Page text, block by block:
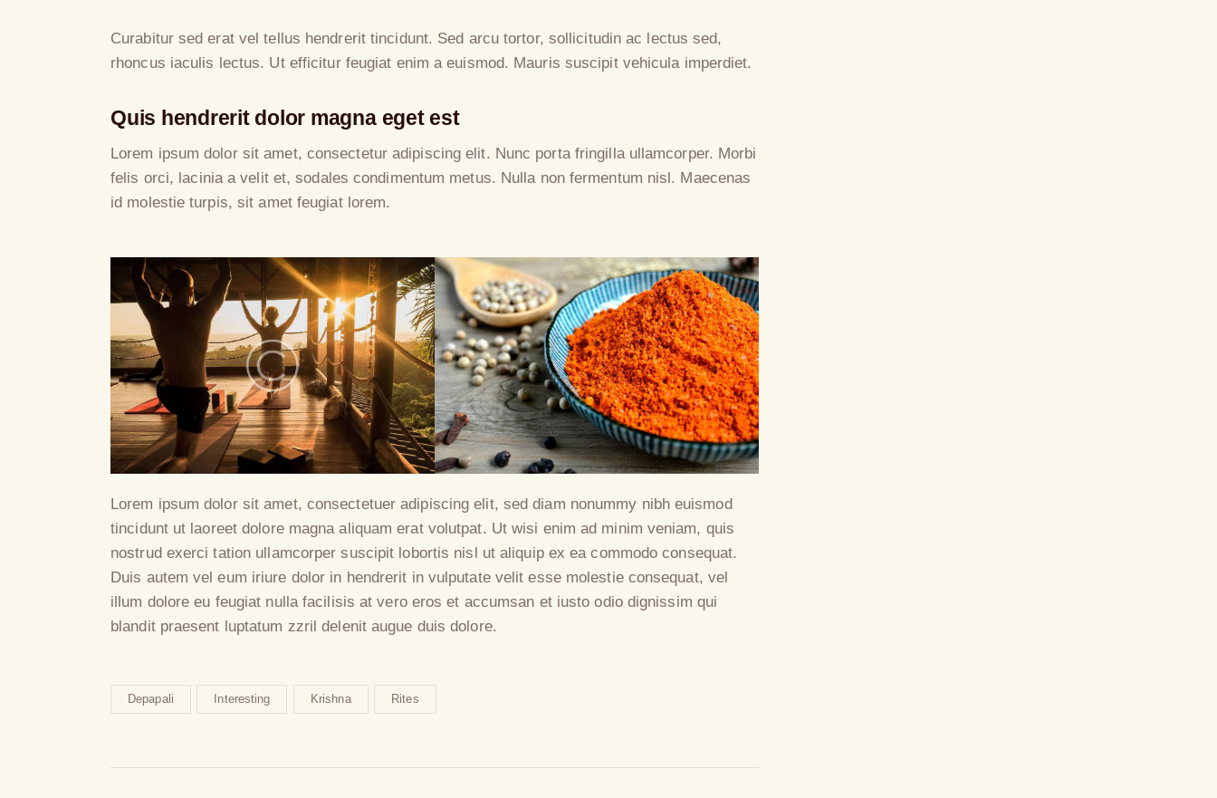
Curabitur sed erat vel tellus hendrerit tincidunt. Sed arcu tortor, sollicitudin ac lectus sed,
rhoncus iaculis lectus. Ut efficitur feugiat enim a euismod. Mauris suscipit vehicula imperdiet.
Quis hendrerit dolor magna eget est
Lorem ipsum dolor sit amet, consectetur adipiscing elit. Nunc porta fringilla ullamcorper. Morbi
felis orci, lacinia a velit et, sodales condimentum metus. Nulla non fermentum nisl. Maecenas
id molestie turpis, sit amet feugiat lorem.
Lorem ipsum dolor sit amet, consectetuer adipiscing elit, sed diam nonummy nibh euismod
tincidunt ut laoreet dolore magna aliquam erat volutpat. Ut wisi enim ad minim veniam, quis
nostrud exerci tation ullamcorper suscipit lobortis nisl ut aliquip ex ea commodo consequat.
Duis autem vel eum iriure dolor in hendrerit in vulputate velit esse molestie consequat, vel
illum dolore eu feugiat nulla facilisis at vero eros et accumsan et iusto odio dignissim qui
blandit praesent luptatum zzril delenit augue duis dolore.
Depapali Interesting Krishna Rites